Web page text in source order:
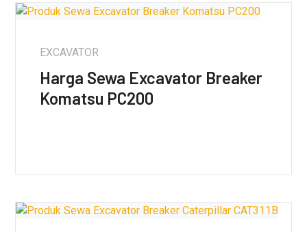
EXCAVATOR
Harga Sewa Excavator Breaker
Komatsu PC200